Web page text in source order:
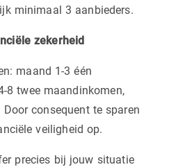
minimaal 3 aanbieders.
zekerheid
maand 1-3 één
8 twee maandinkomen,
consequent te sparen
veiligheid op.
precies bij jouw situatie